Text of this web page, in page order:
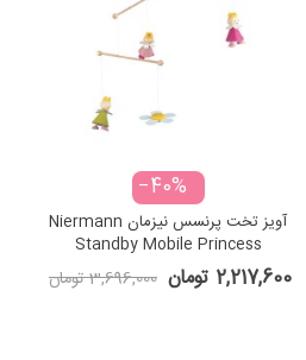
‎−40%
آویز تخت پرنسس نیزمان Niermann
Standby Mobile Princess
2,217,600 تومان 3,696,000 تومان